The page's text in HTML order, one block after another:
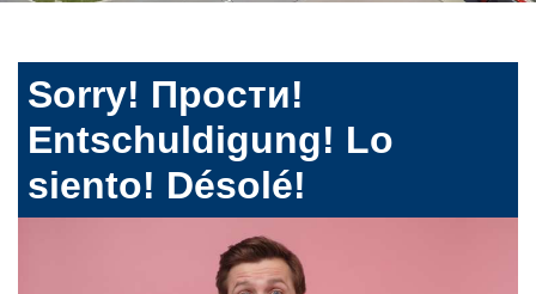
Sorry! Прости!
Entschuldigung! Lo
siento! Désolé!